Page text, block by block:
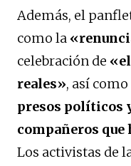
Además, el
como la
celebración de
reales», así como
presos políticos
compañeros
Los activistas de